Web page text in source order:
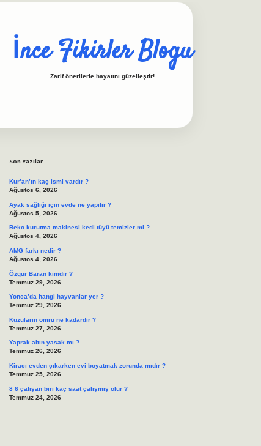
İnce Fikirler Blogu
Zarif önerilerle hayatını güzelleştir!
Son Yazılar
Kur’an’ın kaç ismi vardır ?
Ağustos 6, 2026
Ayak sağlığı için evde ne yapılır ?
Ağustos 5, 2026
Beko kurutma makinesi kedi tüyü temizler mi ?
Ağustos 4, 2026
AMG farkı nedir ?
Ağustos 4, 2026
Özgür Baran kimdir ?
Temmuz 29, 2026
Yonca’da hangi hayvanlar yer ?
Temmuz 29, 2026
Kuzuların ömrü ne kadardır ?
Temmuz 27, 2026
Yaprak altın yasak mı ?
Temmuz 26, 2026
Kiracı evden çıkarken evi boyatmak zorunda mıdır ?
Temmuz 25, 2026
8 6 çalışan biri kaç saat çalışmış olur ?
Temmuz 24, 2026